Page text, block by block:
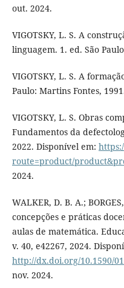
out. 2024.
VIGOTSKY, L. S. A
linguagem. 1. ed. São
VIGOTSKY, L. S. A
Paulo: Martins Fontes,
VIGOTSKY, L. S. Obras
Fundamentos da
2022. Disponível em:
route=product/
2024.
WALKER, D. B. A.;
concepções e práticas
aulas de matemática.
v. 40, e42267, 2024.
http://dx.doi.org/10.1590/
nov. 2024.